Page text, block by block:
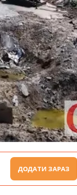
ДОДАТИ ЗАРАЗ